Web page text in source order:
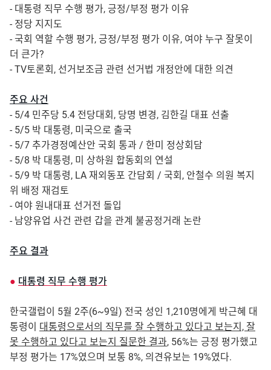
- 대통령 직무 수행 평가, 긍정/부정 평가 이유
- 정당 지지도
- 국회 역할 수행 평가, 긍정/부정 평가 이유, 여야 누구 잘못이
더 큰가?
- TV토론회, 선거보조금 관련 선거법 개정안에 대한 의견
주요 사건
- 5/4 민주당 5.4 전당대회, 당명 변경, 김한길 대표 선출
- 5/5 박 대통령, 미국으로 출국
- 5/7 추가경정예산안 국회 통과 / 한미 정상회담
- 5/8 박 대통령, 미 상하원 합동회의 연설
- 5/9 박 대통령, LA 재외동포 간담회 / 국회, 안철수 의원 복지
위 배정 재검토
- 여야 원내대표 선거전 돌입
- 남양유업 사건 관련 갑을 관계 불공정거래 논란
주요 결과
● 대통령 직무 수행 평가
한국갤럽이 5월 2주(6~9일) 전국 성인 1,210명에게 박근혜 대
통령이 대통령으로서의 직무를 잘 수행하고 있다고 보는지, 잘
못 수행하고 있다고 보는지 질문한 결과, 56%는 긍정 평가했고
부정 평가는 17%였으며 보통 8%, 의견유보는 19%였다.